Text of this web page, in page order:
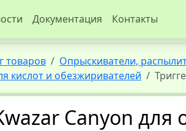
Документация Контакты
товаров
Опрыскиватели,
кислот и обезжиривателей
Canyon для